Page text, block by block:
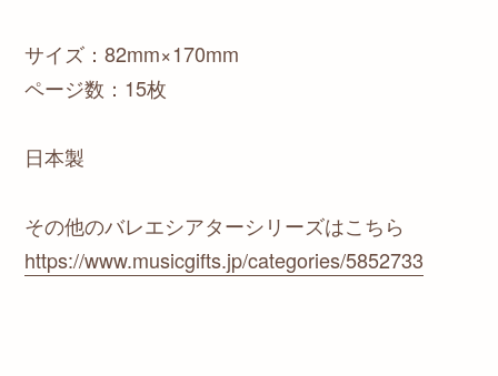
サイズ：82mm×170mm
ページ数：15枚
日本製
その他のバレエシアターシリーズはこちら
https://www.musicgifts.jp/categories/5852733